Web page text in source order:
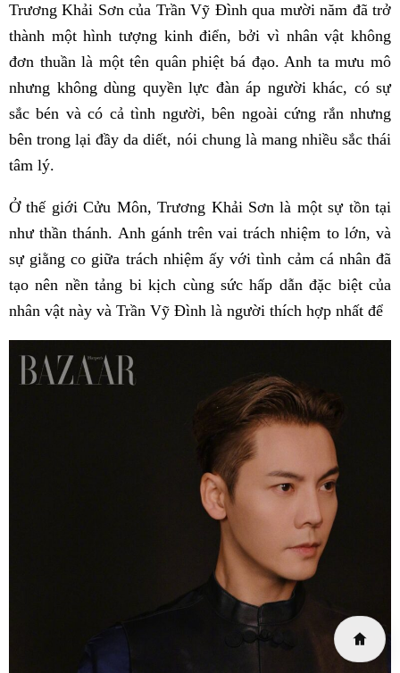
Trương Khải Sơn của Trần Vỹ Đình qua mười năm đã trở
thành một hình tượng kinh điển, bởi vì nhân vật không
đơn thuần là một tên quân phiệt bá đạo. Anh ta mưu mô
nhưng không dùng quyền lực đàn áp người khác, có sự
sắc bén và có cả tình người, bên ngoài cứng rắn nhưng
bên trong lại đầy da diết, nói chung là mang nhiều sắc thái
tâm lý.
Ở thế giới Cửu Môn, Trương Khải Sơn là một sự tồn tại
như thần thánh. Anh gánh trên vai trách nhiệm to lớn, và
sự giằng co giữa trách nhiệm ấy với tình cảm cá nhân đã
tạo nên nền tảng bi kịch cùng sức hấp dẫn đặc biệt của
nhân vật này và Trần Vỹ Đình là người thích hợp nhất để